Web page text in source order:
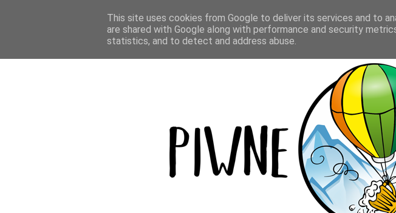
BLOG PODRÓŻE GÓRY BROWARY LOKALE BEER CUP
This site uses cookies from Google to deliver its services and to
are shared with Google along with performance and security
statistics, and to detect and address abuse.